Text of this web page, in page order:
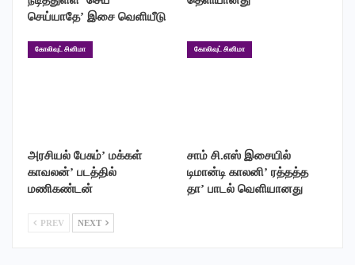
செய்யாதே’ இசை வெளியீடு
கோலிவுட் சினிமா
அரசியல் பேசும்’ மக்கள்
காவலன்’ படத்தில்
மணிகண்டன்
கோலிவுட் சினிமா
சாம் சி.எஸ் இசையில்
டிமான்டி காலனி’ ரத்தத்த
தா’ பாடல் வெளியானது
PREV NEXT